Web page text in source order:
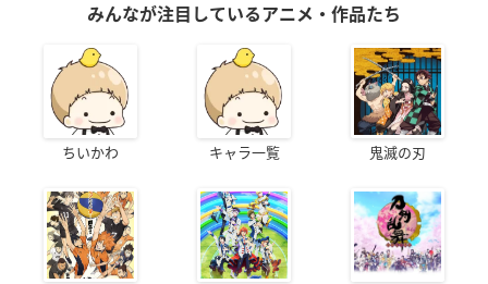
みんなが注目しているアニメ・作品たち
ちいかわ キャラ一覧 鬼滅の刃